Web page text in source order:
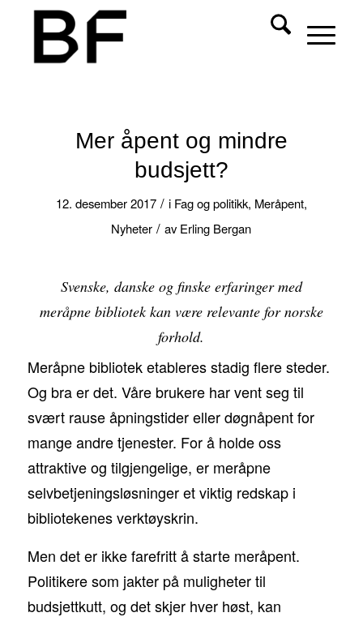
Mer åpent og mindre
budsjett?
12. desember 2017 / i Fag og politikk, Meråpent,
Nyheter / av Erling Bergan
Svenske, danske og finske erfaringer med
meråpne bibliotek kan være relevante for norske
forhold.
Meråpne bibliotek etableres stadig flere steder.
Og bra er det. Våre brukere har vent seg til
svært rause åpningstider eller døgnåpent for
mange andre tjenester. For å holde oss
attraktive og tilgjengelige, er meråpne
selvbetjeningsløsninger et viktig redskap i
bibliotekenes verktøyskrin.
Men det er ikke farefritt å starte meråpent.
Politikere som jakter på muligheter til
budsjettkutt, og det skjer hver høst, kan